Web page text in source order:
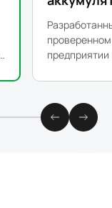
емкостью
для
в